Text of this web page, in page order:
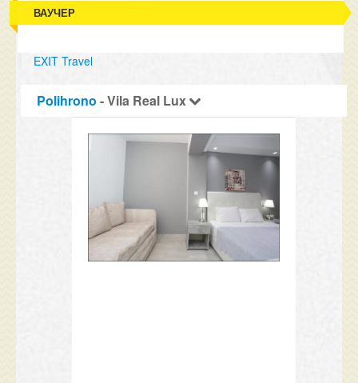
ВАУЧЕР
EXIT Travel
Polihrono - Vila Real Lux